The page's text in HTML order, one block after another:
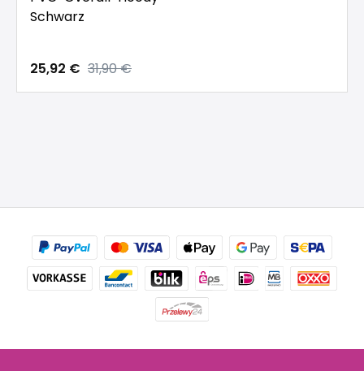
Schwarz
25,92 € 31,90 €